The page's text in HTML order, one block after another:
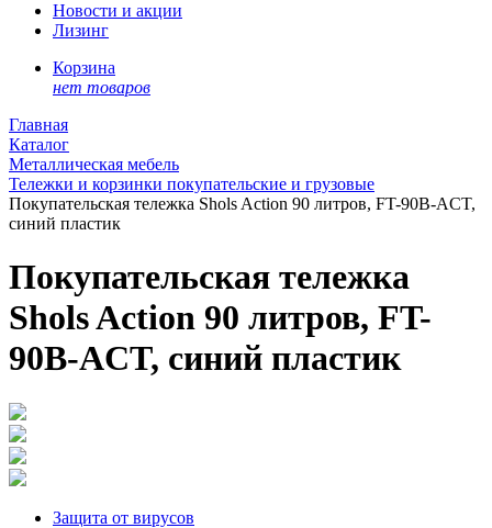
Новости и акции
Лизинг
Корзина
нет товаров
Главная
Каталог
Металлическая мебель
Тележки и корзинки покупательские и грузовые
Покупательская тележка Shols Action 90 литров, FT-90B-ACT,
синий пластик
Покупательская тележка
Shols Action 90 литров, FT-
90B-ACT, синий пластик
Защита от вирусов